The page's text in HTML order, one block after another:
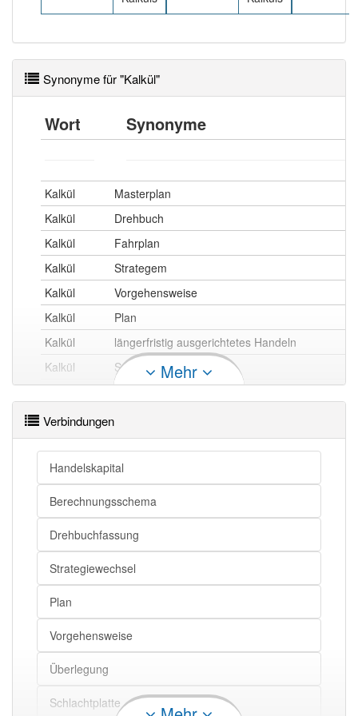
Synonyme für "Kalkül"
Wort Synonyme
Kalkül
Masterplan
Kalkül
Drehbuch
Kalkül
Fahrplan
Kalkül
Strategem
Kalkül
Vorgehensweise
Kalkül
Plan
Kalkül
längerfristig ausgerichtetes Handeln
Kalkül
Schlachtplan
Kalkül
Berechnung
Kalkül openthesaurus
Mehr
Verbindungen
Handelskapital
Berechnungsschema
Drehbuchfassung
Strategiewechsel
Plan
Vorgehensweise
Überlegung
Schlachtplatte